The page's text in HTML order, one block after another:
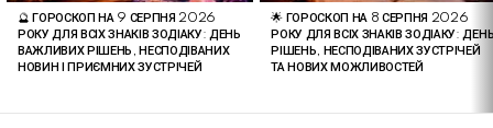
🔮 ГОРОСКОП НА 9 СЕРПНЯ 2026
РОКУ ДЛЯ ВСІХ ЗНАКІВ ЗОДІАКУ: ДЕНЬ
ВАЖЛИВИХ РІШЕНЬ, НЕСПОДІВАНИХ
НОВИН І ПРИЄМНИХ ЗУСТРІЧЕЙ
🌟 ГОРОСКОП НА 8 СЕРПНЯ 2026
РОКУ ДЛЯ ВСІХ ЗНАКІВ ЗОДІАКУ:
РІШЕНЬ, НЕСПОДІВАНИХ ЗУСТРІЧЕЙ
ТА НОВИХ МОЖЛИВОСТЕЙ